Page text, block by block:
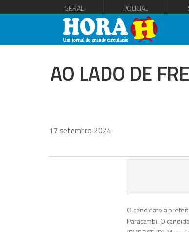
GERAL POLICIAL
AO LADO DE
17 setembro 2024
O candidato a
Paracambi. O